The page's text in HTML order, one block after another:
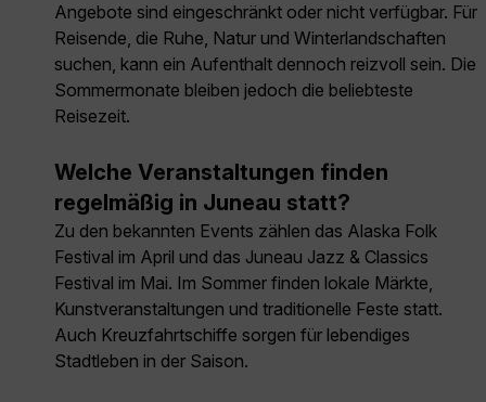
Angebote sind eingeschränkt oder nicht verfügbar. Für
Reisende, die Ruhe, Natur und Winterlandschaften
suchen, kann ein Aufenthalt dennoch reizvoll sein. Die
Sommermonate bleiben jedoch die beliebteste
Reisezeit.
Welche Veranstaltungen finden
regelmäßig in Juneau statt?
Zu den bekannten Events zählen das Alaska Folk
Festival im April und das Juneau Jazz & Classics
Festival im Mai. Im Sommer finden lokale Märkte,
Kunstveranstaltungen und traditionelle Feste statt.
Auch Kreuzfahrtschiffe sorgen für lebendiges
Stadtleben in der Saison.